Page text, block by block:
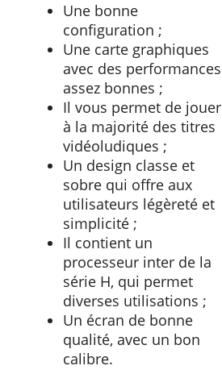
Une bonne
configuration ;
Une carte graphiques
avec des performances
assez bonnes ;
Il vous permet de jouer
à la majorité des titres
vidéoludiques ;
Un design classe et
sobre qui offre aux
utilisateurs légèreté et
simplicité ;
Il contient un
processeur inter de la
série H, qui permet
diverses utilisations ;
Un écran de bonne
qualité, avec un bon
calibre.